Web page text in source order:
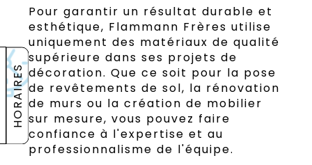
HORAIRES
Pour garantir un résultat durable et
esthétique, Flammann Frères utilise
uniquement des matériaux de qualité
supérieure dans ses projets de
décoration. Que ce soit pour la pose
de revêtements de sol, la rénovation
de murs ou la création de mobilier
sur mesure, vous pouvez faire
confiance à l'expertise et au
professionnalisme de l'équipe.